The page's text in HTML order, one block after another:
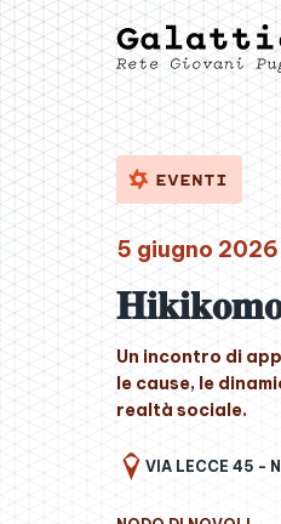
EVENTI
5 giugno 2026
Un incontro di
le cause, le
realtà sociale.
VIA LECCE 45 -